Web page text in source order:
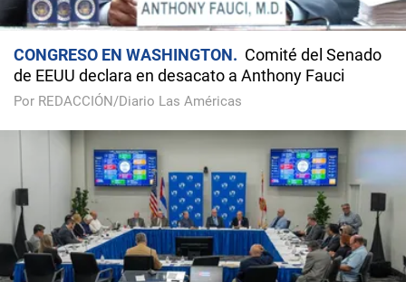
CONGRESO EN WASHINGTON
Comité del Senado
de EEUU declara en desacato a Anthony Fauci
Por REDACCIÓN/Diario Las Américas